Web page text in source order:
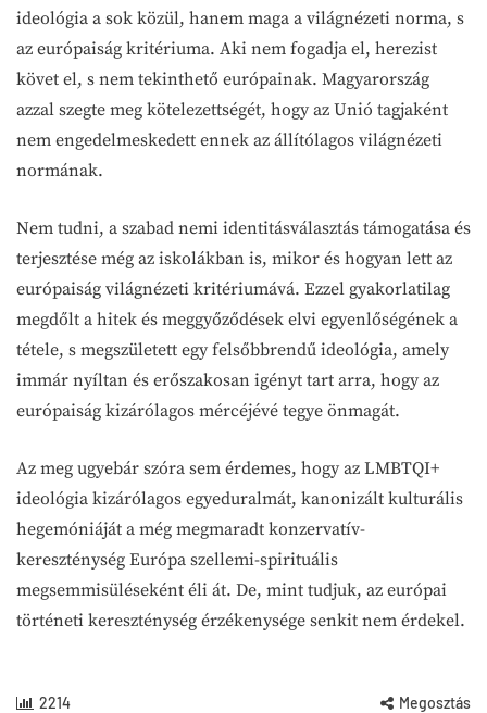
ideológia a sok közül, hanem maga a világnézeti norma, s
az európaiság kritériuma. Aki nem fogadja el, herezist
követ el, s nem tekinthető európainak. Magyarország
azzal szegte meg kötelezettségét, hogy az Unió tagjaként
nem engedelmeskedett ennek az állítólagos világnézeti
normának.
Nem tudni, a szabad nemi identitásválasztás támogatása és
terjesztése még az iskolákban is, mikor és hogyan lett az
európaiság világnézeti kritériumává. Ezzel gyakorlatilag
megdőlt a hitek és meggyőződések elvi egyenlőségének a
tétele, s megszületett egy felsőbbrendű ideológia, amely
immár nyíltan és erőszakosan igényt tart arra, hogy az
európaiság kizárólagos mércéjévé tegye önmagát.
Az meg ugyebár szóra sem érdemes, hogy az LMBTQI+
ideológia kizárólagos egyeduralmát, kanonizált kulturális
hegemóniáját a még megmaradt konzervatív-
kereszténység Európa szellemi-spirituális
megsemmisüléseként éli át. De, mint tudjuk, az európai
történeti kereszténység érzékenysége senkit nem érdekel.
2214 Megosztás